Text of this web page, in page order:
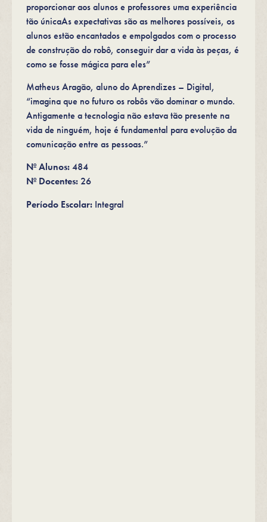
proporcionar aos alunos e professores uma experiência
tão únicaAs expectativas são as melhores possíveis, os
alunos estão encantados e empolgados com o processo
de construção do robô, conseguir dar a vida às peças, é
como se fosse mágica para eles”
Matheus Aragão, aluno do Aprendizes – Digital,
“imagina que no futuro os robôs vão dominar o mundo.
Antigamente a tecnologia não estava tão presente na
vida de ninguém, hoje é fundamental para evolução da
comunicação entre as pessoas.”
Nº Alunos:484
Nº Docentes:26
Período Escolar: Integral